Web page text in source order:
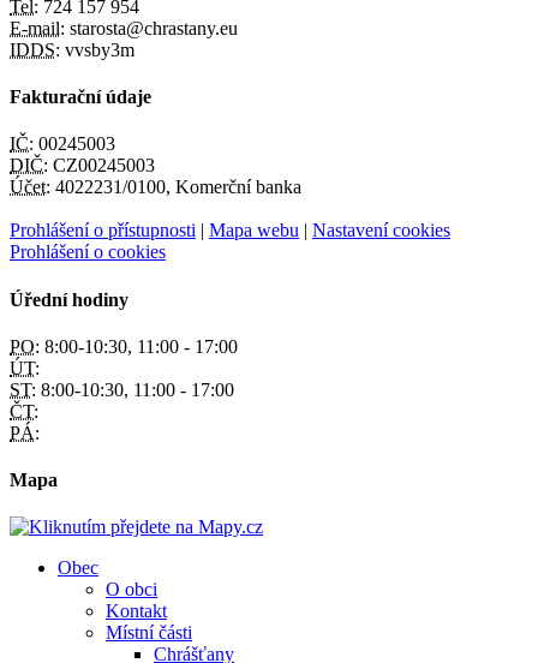
Tel: 724 157 954
E-mail: starosta@chrastany.eu
IDDS: vvsby3m
Fakturační údaje
IČ: 00245003
DIČ: CZ00245003
Účet: 4022231/0100, Komerční banka
Prohlášení o přístupnosti | Mapa webu | Nastavení cookies
Prohlášení o cookies
Úřední hodiny
PO: 8:00-10:30, 11:00 - 17:00
ÚT:
ST: 8:00-10:30, 11:00 - 17:00
ČT:
PÁ:
Mapa
Obec
O obci
Kontakt
Místní části
Chrášťany